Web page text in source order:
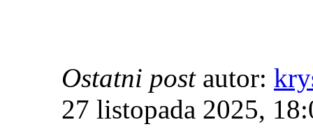
Ostatni postautor:
27 listopada 2025,